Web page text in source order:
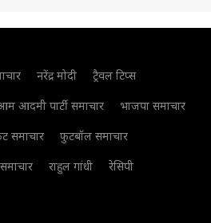
नरेंद्र मोदी
ट्रैवल टिप्स
आदमी पार्टी समाचार
भाजपा समाचार
समाचार
फुटबॉल समाचार
राहुल गांधी
रेसिपी